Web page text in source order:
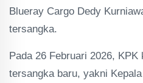
Blueray Cargo Dedy
tersangka.
Pada 26 Februari 2026, KPK
tersangka baru, yakni